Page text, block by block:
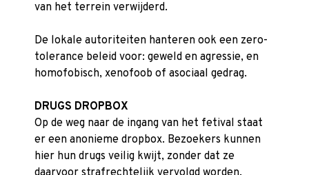
van het terrein verwijderd.
De lokale autoriteiten hanteren ook een zero-
tolerance beleid voor: geweld en agressie, en
homofobisch, xenofoob of asociaal gedrag.
DRUGS DROPBOX
Op de weg naar de ingang van het fetival staat
er een anonieme dropbox. Bezoekers kunnen
hier hun drugs veilig kwijt, zonder dat ze